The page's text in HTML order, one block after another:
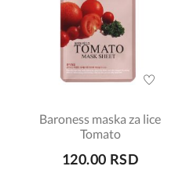
Baroness maska za lice
Tomato
120.00 RSD